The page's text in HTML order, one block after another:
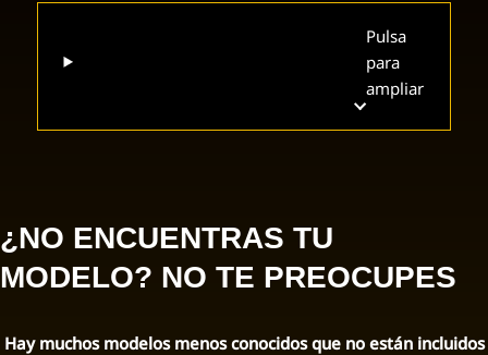
Pulsa
para
ampliar
¿NO ENCUENTRAS TU
MODELO? NO TE PREOCUPES
Hay muchos modelos menos conocidos que no están incluidos